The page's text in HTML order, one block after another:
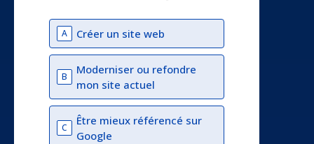
A Créer un site web
B
Moderniser ou refondre
mon site actuel
C
Être mieux référencé sur
Google